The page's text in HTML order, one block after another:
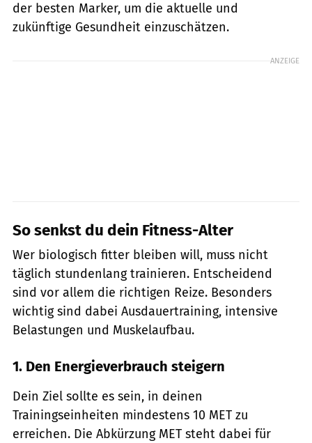
der besten Marker, um die aktuelle und
zukünftige Gesundheit einzuschätzen.
ANZEIGE
So senkst du dein Fitness-Alter
Wer biologisch fitter bleiben will, muss nicht
täglich stundenlang trainieren. Entscheidend
sind vor allem die richtigen Reize. Besonders
wichtig sind dabei Ausdauertraining, intensive
Belastungen und Muskelaufbau.
1. Den Energieverbrauch steigern
Dein Ziel sollte es sein, in deinen
Trainingseinheiten mindestens 10 MET zu
erreichen. Die Abkürzung MET steht dabei für